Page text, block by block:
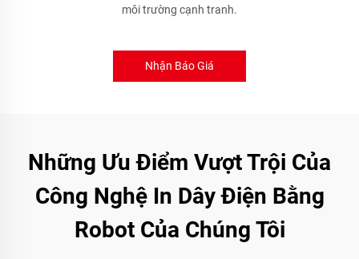
môi trường cạnh tranh.
Nhận Báo Giá
Những Ưu Điểm Vượt Trội Của
Công Nghệ In Dây Điện Bằng
Robot Của Chúng Tôi